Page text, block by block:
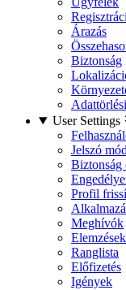
Árazás
Biztonság
User Settings
Jelszó
Biztonság
Profil
Meghívók
Elemzések
Ranglista
Előfizetés
Igények